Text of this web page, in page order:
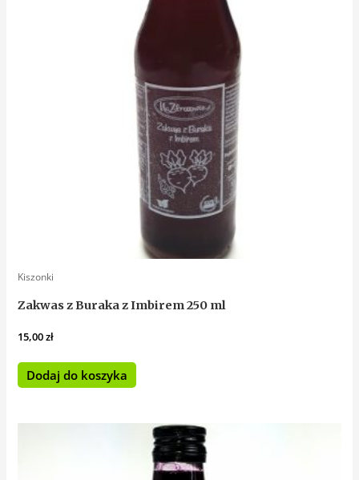
Kiszonki
Zakwas z Buraka z Imbirem 250 ml
15,00zł
Dodaj do koszyka